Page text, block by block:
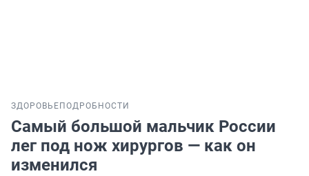
ЗДОРОВЬЕ ПОДРОБНОСТИ
Самый большой мальчик России
лег под нож хирургов — как он
изменился